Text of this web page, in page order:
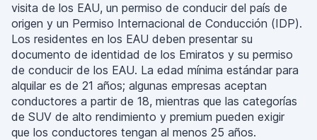
visita de los EAU, un permiso de conducir del país de
origen y un Permiso Internacional de Conducción (IDP).
Los residentes en los EAU deben presentar su
documento de identidad de los Emiratos y su permiso
de conducir de los EAU. La edad mínima estándar para
alquilar es de 21 años; algunas empresas aceptan
conductores a partir de 18, mientras que las categorías
de SUV de alto rendimiento y premium pueden exigir
que los conductores tengan al menos 25 años.